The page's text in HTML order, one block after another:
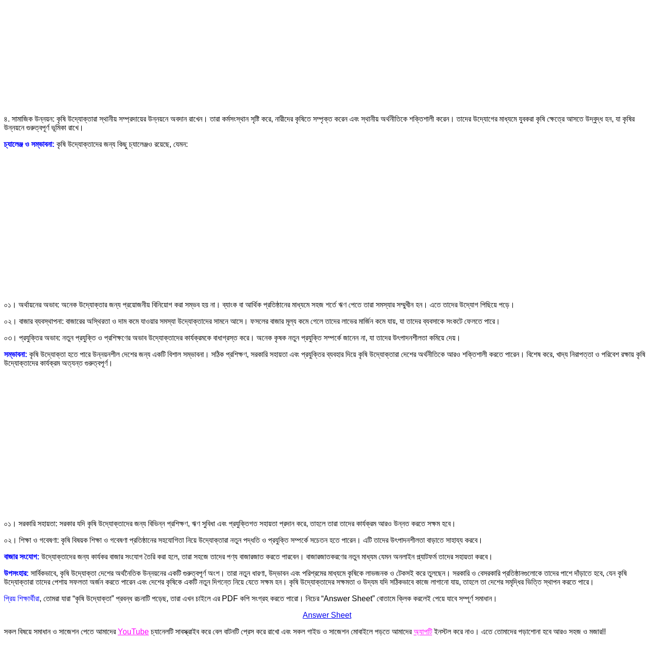
৪. সামাজিক উন্নয়ন: কৃষি উদ্যোক্তারা স্থানীয় সম্প্রদায়ের উন্নয়নে অবদান রাখেন। তারা কর্মসংস্থান সৃষ্টি করে, নারীদের কৃষিতে সম্পৃক্ত করেন এবং স্থানীয় অর্থনীতিকে শক্তিশালী করেন। তাদের উদ্যোগের মাধ্যমে যুবকরা কৃষি ক্ষেত্রে আসতে উদ্বুদ্ধ হন, যা কৃষির
উন্নয়নে গুরুত্বপূর্ণ ভূমিকা রাখে।
চ্যালেঞ্জ ও সম্ভাবনা: কৃষি উদ্যোক্তাদের জন্য কিছু চ্যালেঞ্জও রয়েছে, যেমন:
০১। অর্থায়নের অভাব: অনেক উদ্যোক্তার জন্য প্রয়োজনীয় বিনিয়োগ করা সম্ভব হয় না। ব্যাংক বা আর্থিক প্রতিষ্ঠানের মাধ্যমে সহজ শর্তে ঋণ পেতে তারা সমস্যার সম্মুখীন হন। এতে তাদের উদ্যোগ পিছিয়ে পড়ে।
০২। বাজার ব্যবস্থাপনা: বাজারের অস্থিরতা ও দাম কমে যাওয়ার সমস্যা উদ্যোক্তাদের সামনে আসে। ফসলের বাজার মূল্য কমে গেলে তাদের লাভের মার্জিন কমে যায়, যা তাদের ব্যবসাকে সংকটে ফেলতে পারে।
০৩। প্রযুক্তির অভাব: নতুন প্রযুক্তি ও প্রশিক্ষণের অভাব উদ্যোক্তাদের কার্যক্রমকে বাধাগ্রস্ত করে। অনেক কৃষক নতুন প্রযুক্তি সম্পর্কে জানেন না, যা তাদের উৎপাদনশীলতা কমিয়ে দেয়।
সম্ভাবনা: কৃষি উদ্যোক্তা হতে পারে উন্নয়নশীল দেশের জন্য একটি বিশাল সম্ভাবনা। সঠিক প্রশিক্ষণ, সরকারি সহায়তা এবং প্রযুক্তির ব্যবহার দিয়ে কৃষি উদ্যোক্তারা দেশের অর্থনীতিকে আরও শক্তিশালী করতে পারেন। বিশেষ করে, খাদ্য নিরাপত্তা ও পরিবেশ রক্ষায় কৃষি
উদ্যোক্তাদের কার্যক্রম অত্যন্ত গুরুত্বপূর্ণ।
০১। সরকারি সহায়তা: সরকার যদি কৃষি উদ্যোক্তাদের জন্য বিভিন্ন প্রশিক্ষণ, ঋণ সুবিধা এবং প্রযুক্তিগত সহায়তা প্রদান করে, তাহলে তারা তাদের কার্যক্রম আরও উন্নত করতে সক্ষম হবে।
০২। শিক্ষা ও গবেষণা: কৃষি বিষয়ক শিক্ষা ও গবেষণা প্রতিষ্ঠানের সহযোগিতা নিয়ে উদ্যোক্তারা নতুন পদ্ধতি ও প্রযুক্তি সম্পর্কে সচেতন হতে পারেন। এটি তাদের উৎপাদনশীলতা বাড়াতে সাহায্য করবে।
বাজার সংযোগ: উদ্যোক্তাদের জন্য কার্যকর বাজার সংযোগ তৈরি করা হলে, তারা সহজে তাদের পণ্য বাজারজাত করতে পারবেন। বাজারজাতকরণের নতুন মাধ্যম যেমন অনলাইন প্ল্যাটফর্ম তাদের সহায়তা করবে।
উপসংহার: সার্বিকভাবে, কৃষি উদ্যোক্তা দেশের অর্থনৈতিক উন্নয়নের একটি গুরুত্বপূর্ণ অংশ। তারা নতুন ধারণা, উদ্ভাবন এবং পরিশ্রমের মাধ্যমে কৃষিকে লাভজনক ও টেকসই করে তুলছেন। সরকারি ও বেসরকারি প্রতিষ্ঠানগুলোকে তাদের পাশে দাঁড়াতে হবে, যেন কৃষি
উদ্যোক্তারা তাদের পেশায় সফলতা অর্জন করতে পারেন এবং দেশের কৃষিকে একটি নতুন দিগন্তে নিয়ে যেতে সক্ষম হন। কৃষি উদ্যোক্তাদের সক্ষমতা ও উদ্যম যদি সঠিকভাবে কাজে লাগানো যায়, তাহলে তা দেশের সমৃদ্ধির ভিত্তি স্থাপন করতে পারে।
প্রিয় শিক্ষার্থীরা, তোমরা যারা “কৃষি উদ্যোক্তা” প্রবন্ধ রচনাটি পড়েছ, তারা এখন চাইলে এর PDF কপি সংগ্রহ করতে পারো। নিচের “Answer Sheet” বোতামে ক্লিক করলেই পেয়ে যাবে সম্পূর্ণ সমাধান।
Answer Sheet
সকল বিষয়ে সমাধান ও সাজেশন পেতে আমাদেরYouTubeচ্যানেলটি সাবস্ক্রাইব করে বেল বাটনটি প্রেস করে রাখো এবং সকল গাইড ও সাজেশন মোবাইলে পড়তে আমাদেরঅ্যাপটিইনস্টল করে নাও। এতে তোমাদের পড়াশোনা হবে আরও সহজ ও মজার!!